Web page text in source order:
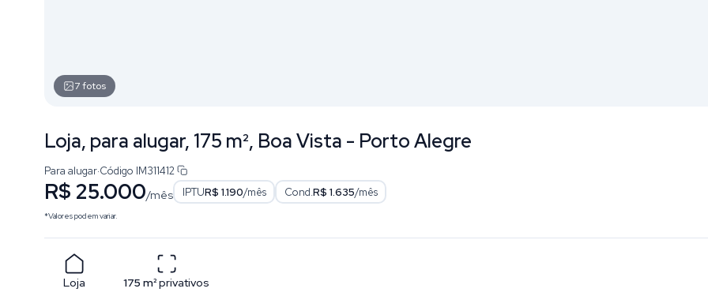
7fotos
Loja, para alugar, 175 m², Boa Vista - Porto Alegre
Para alugar·Código IM311412
R$ 25.000/mês IPTUR$ 1.190/mês Cond.R$ 1.635/mês
*Valores podem variar.
Loja 175 m²privativos